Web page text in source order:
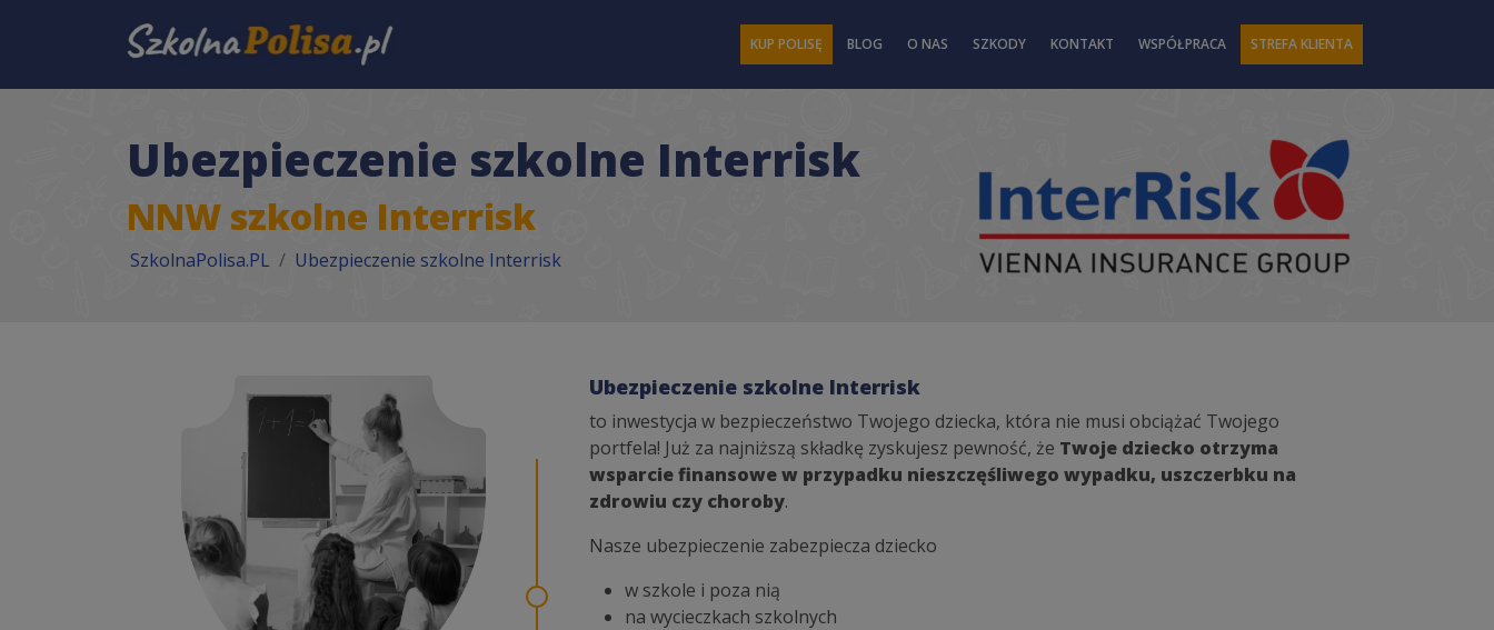
KUP POLISĘ BLOG O NAS SZKODY KONTAKT WSPÓŁPRACA STREFA KLIENTA
Ubezpieczenie szkolne Interrisk
NNW szkolne Interrisk
SzkolnaPolisa.PL Ubezpieczenie szkolne Interrisk
Ubezpieczenie szkolne Interrisk
to inwestycja w bezpieczeństwo Twojego dziecka, która nie musi obciążać Twojego
portfela! Już za najniższą składkę zyskujesz pewność, że Twoje dziecko otrzyma
wsparcie finansowe w przypadku nieszczęśliwego wypadku, uszczerbku na
zdrowiu czy choroby.
Nasze ubezpieczenie zabezpiecza dziecko
w szkole i poza nią
na wycieczkach szkolnych